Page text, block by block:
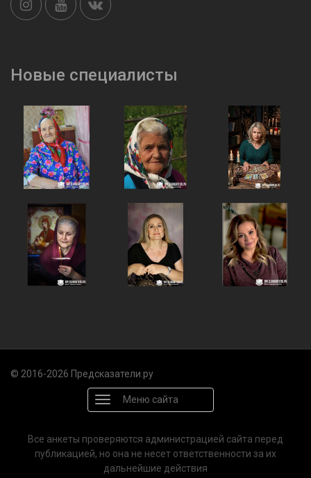
Новые специалисты
© 2016-2026 Предсказатели.ру
Меню сайта
Все анкеты проверяются администрацией сайта перед
публикацией, но она не несет ответственности за их
дальнейшие действия